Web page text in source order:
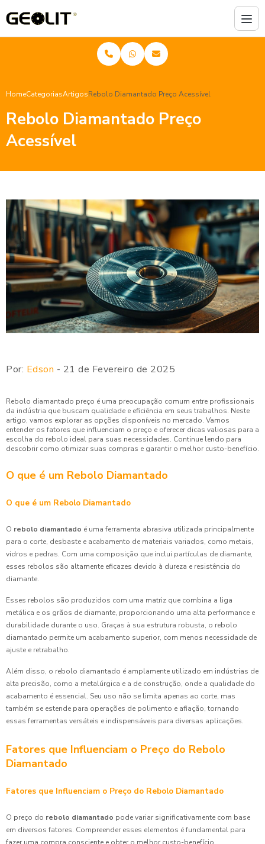
HomeCategoriasArtigosRebolo Diamantado Preço Acessível
Rebolo Diamantado Preço
Acessível
Por: Edson - 21 de Fevereiro de 2025
Rebolo diamantado preço é uma preocupação comum entre profissionais
da indústria que buscam qualidade e eficiência em seus trabalhos. Neste
artigo, vamos explorar as opções disponíveis no mercado. Vamos
entender os fatores que influenciam o preço e oferecer dicas valiosas para a
escolha do rebolo ideal para suas necessidades. Continue lendo para
descobrir como otimizar suas compras e garantir o melhor custo-benefício.
O que é um Rebolo Diamantado
O que é um Rebolo Diamantado
O rebolo diamantado é uma ferramenta abrasiva utilizada principalmente
para o corte, desbaste e acabamento de materiais variados, como metais,
vidros e pedras. Com uma composição que inclui partículas de diamante,
esses rebolos são altamente eficazes devido à dureza e resistência do
diamante.
Esses rebolos são produzidos com uma matriz que combina a liga
metálica e os grãos de diamante, proporcionando uma alta performance e
durabilidade durante o uso. Graças à sua estrutura robusta, o rebolo
diamantado permite um acabamento superior, com menos necessidade de
ajuste e retrabalho.
Além disso, o rebolo diamantado é amplamente utilizado em indústrias de
alta precisão, como a metalúrgica e a de construção, onde a qualidade do
acabamento é essencial. Seu uso não se limita apenas ao corte, mas
também se estende para operações de polimento e afiação, tornando
essas ferramentas versáteis e indispensáveis para diversas aplicações.
Fatores que Influenciam o Preço do Rebolo
Diamantado
Fatores que Influenciam o Preço do Rebolo Diamantado
O preço do rebolo diamantado pode variar significativamente com base
em diversos fatores. Compreender esses elementos é fundamental para
fazer uma compra consciente e obter o melhor custo-benefício.